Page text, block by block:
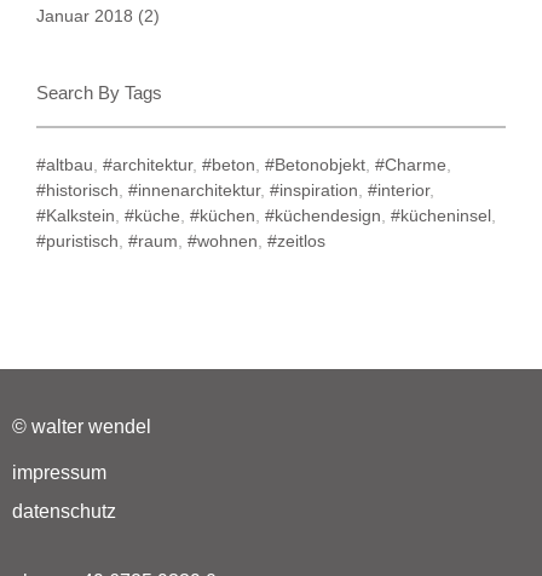
Januar 2018 (2)
Search By Tags
#altbau #architektur, #beton #Betonobjekt #Charme
#historisch #innenarchitektur, #inspiration #interior,
#Kalkstein #küche #küchen #küchendesign #kücheninsel
#puristisch #raum #wohnen #zeitlos
© walter wendel
impressum
datenschutz